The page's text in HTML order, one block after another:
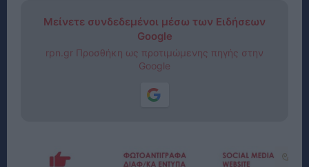
Μείνετε συνδεδεμένοι μέσω των Ειδήσεων
Google
rpn.gr Προσθήκη ως προτιμώμενης πηγής στην
Google